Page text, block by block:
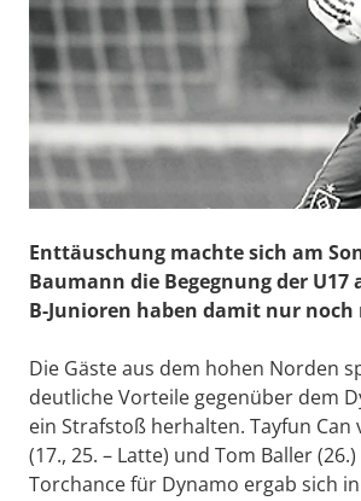
Enttäuschung machte sich am
Baumann die Begegnung der
B-Junioren haben damit nur
Die Gäste aus dem hohen Norden
deutliche Vorteile gegenüber dem
ein Strafstoß herhalten. Tayfun Can
(17., 25. – Latte) und Tom Baller
Torchance für Dynamo ergab sich